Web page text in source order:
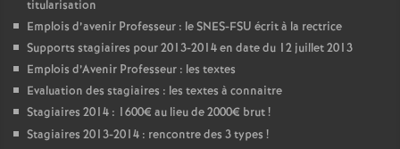
titularisation
Emplois d’avenir Professeur : le SNES-FSU écrit à la rectrice
Supports stagiaires pour 2013-2014 en date du 12 juillet 2013
Emplois d’Avenir Professeur : les textes
Evaluation des stagiaires : les textes à connaitre
Stagiaires 2014 : 1600€ au lieu de 2000€ brut!
Stagiaires 2013-2014 : rencontre des 3 types !